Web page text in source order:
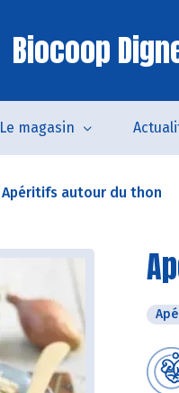
Biocoop
Le magasin
Apéritifs autour du thon